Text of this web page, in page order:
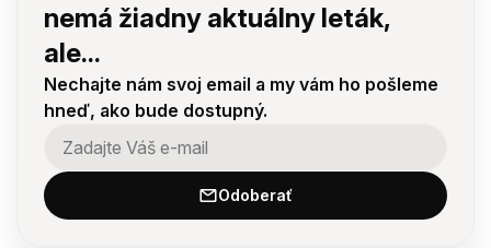
nemá žiadny aktuálny leták,
ale...
Nechajte nám svoj email a my vám ho pošleme
hneď, ako bude dostupný.
Odoberať